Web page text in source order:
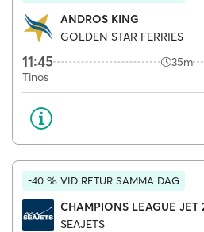
ANDROS KING
GOLDEN STAR FERRIES
11:45 35m
Tinos
-40 % VID RETUR SAMMA DAG
CHAMPIONS LEAGUE JET
SEAJETS